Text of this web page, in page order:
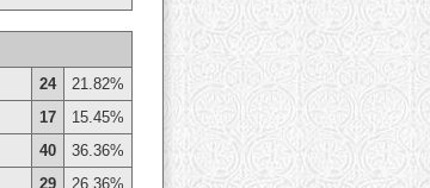
24
21.82%
17
15.45%
40
36.36%
29 26.36%